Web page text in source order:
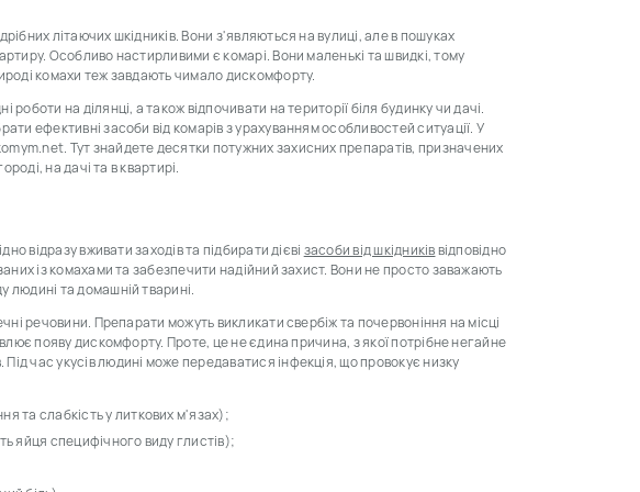
літаючих шкідників. Вони з'являються на вулиці, але в пошуках
Особливо настирливими є комарі. Вони маленькі та швидкі, тому
комахи теж завдають чимало дискомфорту.
на ділянці, а також відпочивати на території біля будинку чи дачі.
ефективні засоби від комарів з урахуванням особливостей ситуації. У
Тут знайдете десятки потужних захисних препаратів, призначених
на дачі та в квартирі.
відразу вживати заходів та підбирати дієві засоби від шкідниківвідповідно
із комахами та забезпечити надійний захист. Вони не просто заважають
та домашній тварині.
речовини. Препарати можуть викликати свербіж та почервоніння на місці
появу дискомфорту. Проте, це не єдина причина, з якої потрібне негайне
час укусів людині може передаватися інфекція, що провокує низку
та слабкість у литкових м'язах);
яйця специфічного виду глистів);